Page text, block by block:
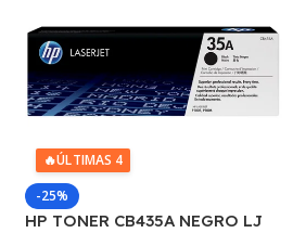
🔥ÚLTIMAS 4
-25%
HP TONER CB435A NEGRO LJ